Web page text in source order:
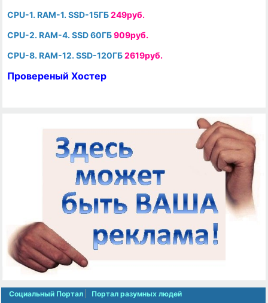
CPU-1. RAM-1. SSD-15ГБ249руб.
CPU-2. RAM-4. SSD 60ГБ909руб.
CPU-8. RAM-12. SSD-120ГБ2619руб.
Провереный Хостер
Социальный Портал Портал разумных людей